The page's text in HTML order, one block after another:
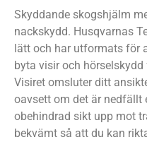
Skyddande skogshjälm
nackskydd. Husqvarnas
lätt och har utformats för
byta visir och
Visiret omsluter ditt
oavsett om det är nedfällt
obehindrad sikt upp mot
bekvämt så att du kan